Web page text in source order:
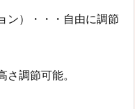
ン）・・・自由に調節
調節可能。